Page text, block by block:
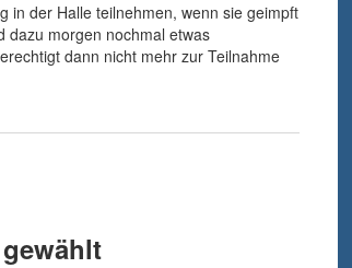
in der Halle teilnehmen, wenn sie geimpft
dazu morgen nochmal etwas
dann nicht mehr zur Teilnahme